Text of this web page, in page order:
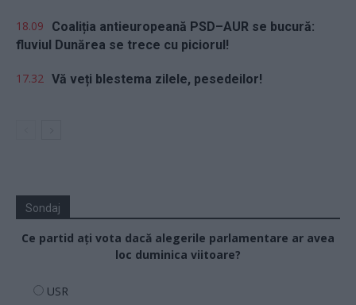
18.09
Coaliția antieuropeană PSD–AUR se bucură:
fluviul Dunărea se trece cu piciorul!
17.32 Vă veți blestema zilele, pesedeilor!
Sondaj
Ce partid ați vota dacă alegerile parlamentare ar avea
loc duminica viitoare?
USR